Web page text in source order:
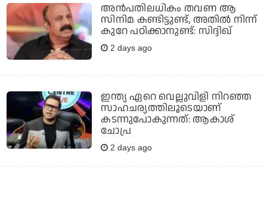
അൻപതിലധികം തവണ ആ
സിനിമ കണ്ടിട്ടുണ്ട്, അതിൽ നിന്ന്
കുറേ പഠിക്കാനുണ്ട്: സിദ്ദിഖ്
2 days ago
ഇന്ത്യ ഏറെ വെല്ലുവിളി നിറഞ്ഞ
സാഹചര്യത്തിലൂടെയാണ്
കടന്നുപോകുന്നത്: ആകാശ്
ചോപ്ര
2 days ago